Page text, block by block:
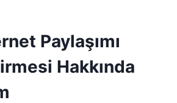
Paylaşımı
Hakkında